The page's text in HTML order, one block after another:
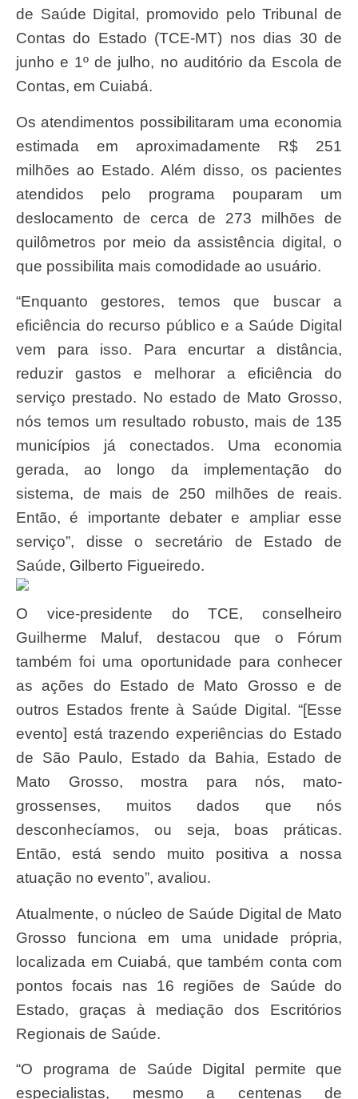
de Saúde Digital, promovido pelo Tribunal de
Contas do Estado (TCE-MT) nos dias 30 de
junho e 1º de julho, no auditório da Escola de
Contas, em Cuiabá.
Os atendimentos possibilitaram uma economia
estimada em aproximadamente R$ 251
milhões ao Estado. Além disso, os pacientes
atendidos pelo programa pouparam um
deslocamento de cerca de 273 milhões de
quilômetros por meio da assistência digital, o
que possibilita mais comodidade ao usuário.
“Enquanto gestores, temos que buscar a
eficiência do recurso público e a Saúde Digital
vem para isso. Para encurtar a distância,
reduzir gastos e melhorar a eficiência do
serviço prestado. No estado de Mato Grosso,
nós temos um resultado robusto, mais de 135
municípios já conectados. Uma economia
gerada, ao longo da implementação do
sistema, de mais de 250 milhões de reais.
Então, é importante debater e ampliar esse
serviço”, disse o secretário de Estado de
Saúde, Gilberto Figueiredo.
O vice-presidente do TCE, conselheiro
Guilherme Maluf, destacou que o Fórum
também foi uma oportunidade para conhecer
as ações do Estado de Mato Grosso e de
outros Estados frente à Saúde Digital. “[Esse
evento] está trazendo experiências do Estado
de São Paulo, Estado da Bahia, Estado de
Mato Grosso, mostra para nós, mato-
grossenses, muitos dados que nós
desconhecíamos, ou seja, boas práticas.
Então, está sendo muito positiva a nossa
atuação no evento”, avaliou.
Atualmente, o núcleo de Saúde Digital de Mato
Grosso funciona em uma unidade própria,
localizada em Cuiabá, que também conta com
pontos focais nas 16 regiões de Saúde do
Estado, graças à mediação dos Escritórios
Regionais de Saúde.
“O programa de Saúde Digital permite que
especialistas, mesmo a centenas de